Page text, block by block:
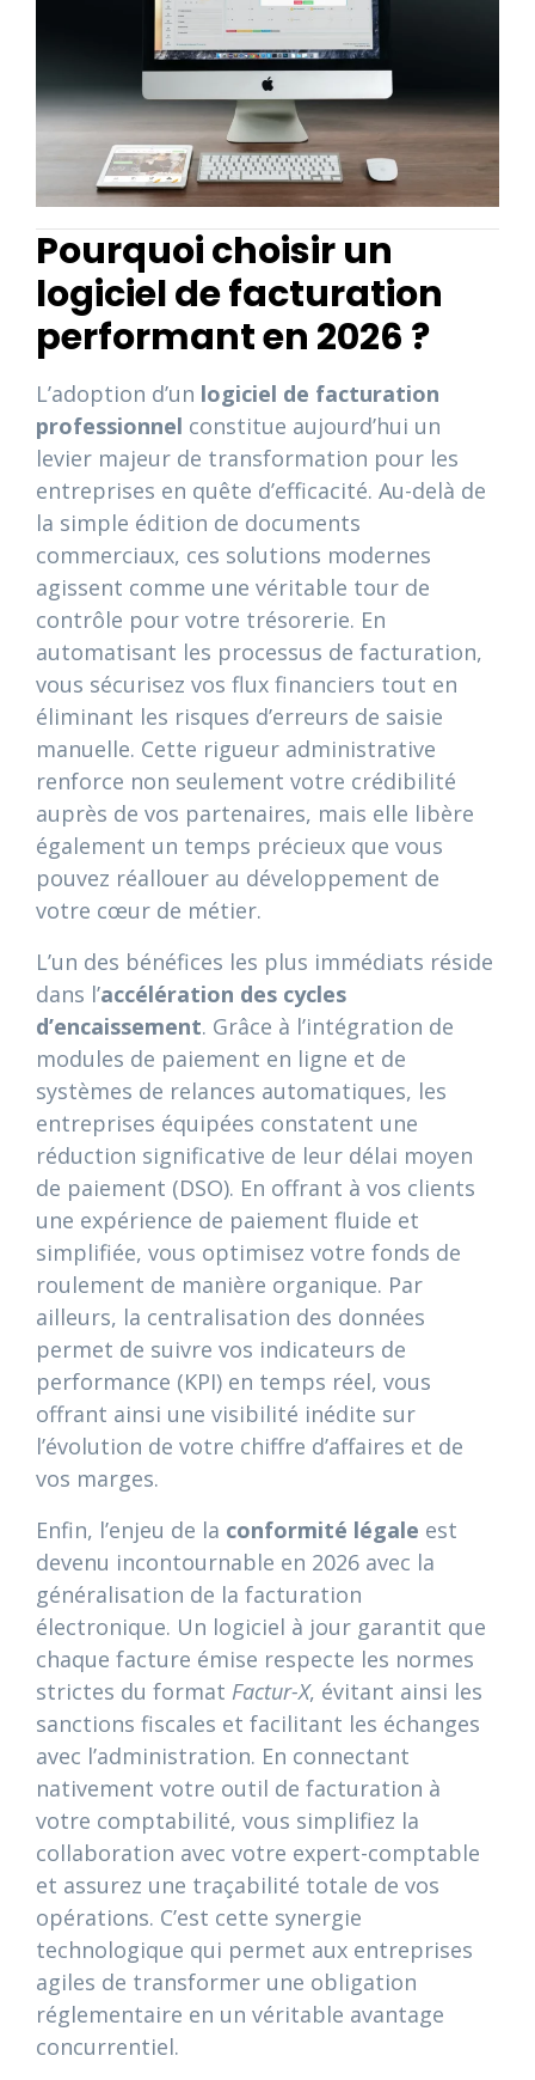
Pourquoi choisir un
logiciel de facturation
performant en 2026 ?
L’adoption d’un logiciel de facturation
professionnel constitue aujourd’hui un
levier majeur de transformation pour les
entreprises en quête d’efficacité. Au-delà de
la simple édition de documents
commerciaux, ces solutions modernes
agissent comme une véritable tour de
contrôle pour votre trésorerie. En
automatisant les processus de facturation,
vous sécurisez vos flux financiers tout en
éliminant les risques d’erreurs de saisie
manuelle. Cette rigueur administrative
renforce non seulement votre crédibilité
auprès de vos partenaires, mais elle libère
également un temps précieux que vous
pouvez réallouer au développement de
votre cœur de métier.
L’un des bénéfices les plus immédiats réside
dans l’accélération des cycles
d’encaissement. Grâce à l’intégration de
modules de paiement en ligne et de
systèmes de relances automatiques, les
entreprises équipées constatent une
réduction significative de leur délai moyen
de paiement (DSO). En offrant à vos clients
une expérience de paiement fluide et
simplifiée, vous optimisez votre fonds de
roulement de manière organique. Par
ailleurs, la centralisation des données
permet de suivre vos indicateurs de
performance (KPI) en temps réel, vous
offrant ainsi une visibilité inédite sur
l’évolution de votre chiffre d’affaires et de
vos marges.
Enfin, l’enjeu de la conformité légale est
devenu incontournable en 2026 avec la
généralisation de la facturation
électronique. Un logiciel à jour garantit que
chaque facture émise respecte les normes
strictes du format Factur-X, évitant ainsi les
sanctions fiscales et facilitant les échanges
avec l’administration. En connectant
nativement votre outil de facturation à
votre comptabilité, vous simplifiez la
collaboration avec votre expert-comptable
et assurez une traçabilité totale de vos
opérations. C’est cette synergie
technologique qui permet aux entreprises
agiles de transformer une obligation
réglementaire en un véritable avantage
concurrentiel.